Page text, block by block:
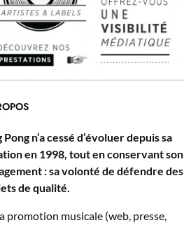
Pong n’a cessé d’évoluer depuis sa
en 1998, tout en conservant son
: sa volonté de défendre des
de qualité.
promotion musicale (web, presse,